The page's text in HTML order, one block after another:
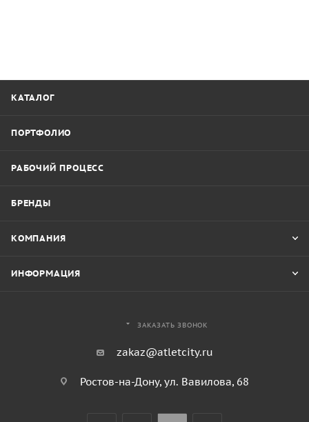
КАТАЛОГ
ПОРТФОЛИО
РАБОЧИЙ ПРОЦЕСС
БРЕНДЫ
КОМПАНИЯ
ИНФОРМАЦИЯ
ЗАКАЗАТЬ ЗВОНОК
zakaz@atletcity.ru
Ростов-на-Дону, ул. Вавилова, 68